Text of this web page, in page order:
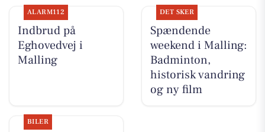
ALARM112
Indbrud på
Eghovedvej i
Malling
DET SKER
Spændende
weekend i Malling:
Badminton,
historisk vandring
og ny film
BILER